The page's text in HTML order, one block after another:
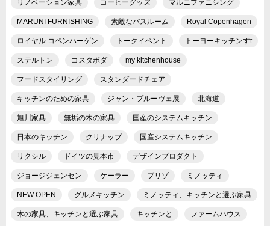
リノベーション家具 コーヒーグッズ マルニファニシング
MARUNI FURNISHING 素敵なバスルーム Royal Copenhagen
ロイヤル コペンハーゲン トークイベント トーヨーキッチンすt
ステルトン コスタボダ my kitchenhouse
フードスタイリング スタンダードチェア
キッチンのための家具 ジャン・プルーヴェ展 北海道
旭川家具 無垢の木の家具 国産のシステムキッチン
日本のキッチン クリナップ 国産システムキッチン
リクシル ドイツの見本市 デザインプロダクト
ジョージジェンセン ケーラー ブリゾ ミノッティ
NEW OPEN グルメキッチン ミノッティ、キッチンと選ぶ家具
木の家具、キッチンと選ぶ家具 キッチンと ファームハウス